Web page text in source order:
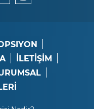
İLETİŞİM